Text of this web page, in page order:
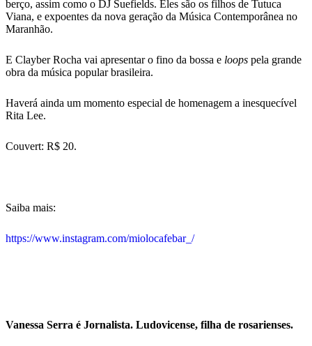
berço, assim como o DJ Suefields. Eles são os filhos de Tutuca
Viana, e expoentes da nova geração da Música Contemporânea no
Maranhão.
E Clayber Rocha vai apresentar o fino da bossa e loops pela grande
obra da música popular brasileira.
Haverá ainda um momento especial de homenagem a inesquecível
Rita Lee.
Couvert: R$ 20.
Saiba mais:
https://www.instagram.com/miolocafebar_/
Vanessa Serra é Jornalista. Ludovicense, filha de rosarienses.